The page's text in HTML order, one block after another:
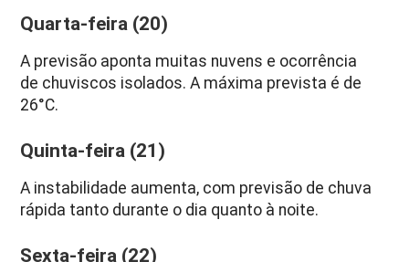
Quarta-feira (20)
A previsão aponta muitas nuvens e ocorrência
de chuviscos isolados. A máxima prevista é de
26°C.
Quinta-feira (21)
A instabilidade aumenta, com previsão de chuva
rápida tanto durante o dia quanto à noite.
Sexta-feira (22)